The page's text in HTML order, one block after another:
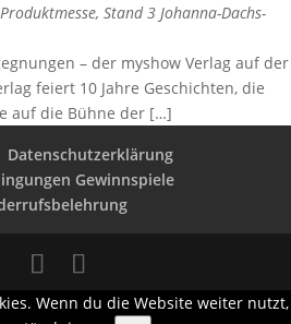
Stand 3 Johanna-Dachs-
– der myshow Verlag auf der
feiert 10 Jahre Geschichten, die
auf die Bühne der […]
Datenschutzerklärung
Gewinnspiele
Wenn du die Website weiter nutzt,